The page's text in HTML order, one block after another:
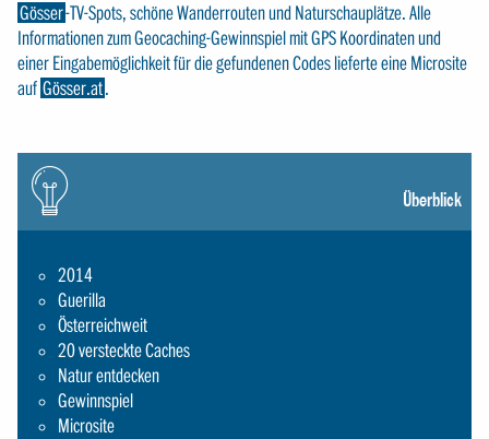
Gösser-TV-Spots, schöne Wanderrouten und Naturschauplätze. Alle
Informationen zum Geocaching-Gewinnspiel mit GPS Koordinaten und
einer Eingabemöglichkeit für die gefundenen Codes lieferte eine Microsite
auf Gösser.at.
Icon:
gluehbirne
Überblick
2014
Guerilla
Österreichweit
20 versteckte Caches
Natur entdecken
Gewinnspiel
Microsite